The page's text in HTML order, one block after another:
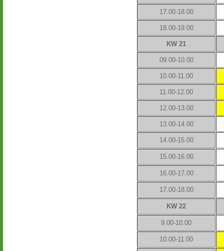
17.00-18.00
18.00-19.00
KW 21
09.00-10.00
10.00-11.00
11.00-12.00
12.00-13.00
13.00-14.00
14.00-15.00
15.00-16.00
16.00-17.00
17.00-18.00
KW 22
9.00-10.00
10.00-11.00